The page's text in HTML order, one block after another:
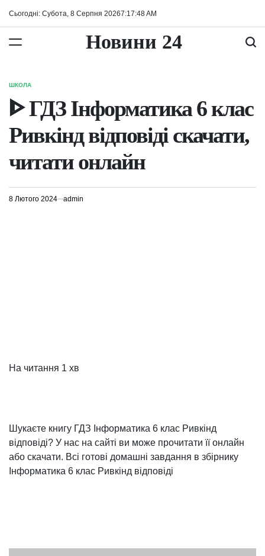
Сьогодні: Субота, 8 Серпня 20267:17:48AM
Новини 24
ОПУБЛІКУВАТИ
У
ШКОЛА
ᐈ ГДЗ Інформатика 6 клас
Ривкінд відповіді скачати,
читати онлайн
8 Лютого 2024 admin
На читання 1 хв
Шукаєте книгу ГДЗ Інформатика 6 клас Ривкінд
відповіді? У нас на сайті ви може прочитати її онлайн
або скачати. Всі готові домашні завдання в збірнику
Інформатика 6 клас Ривкінд відповіді